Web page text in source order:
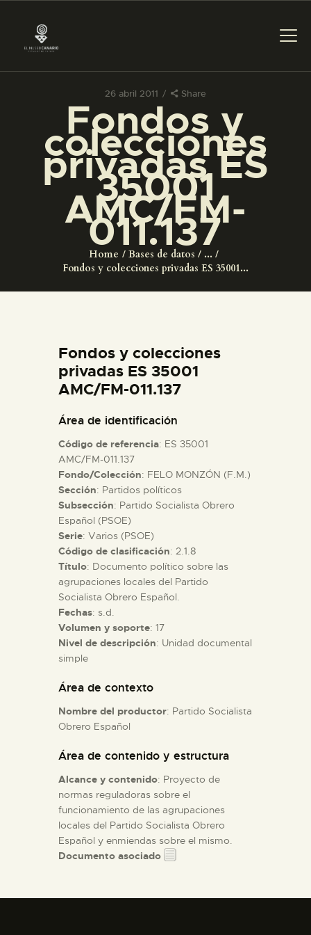
26 abril 2011 Share
Fondos y
colecciones
privadas ES
35001
AMC/FM-
011.137
Home Bases de datos
...
Fondos y colecciones privadas ES 35001...
PREPARAR LA VISITA
ACTIVIDADES
█
EL MUSEO
ESPAÑOL
ACTIVIDADES
█
EL MUSEO
COLECCIONES
DIDÁCTICA
ESPAÑOL
Fondos y colecciones
privadas ES 35001
AMC/FM-011.137
Área de identificación
Código de referencia: ES 35001
AMC/FM-011.137
Fondo/Colección: FELO MONZÓN (F.M.)
Sección: Partidos políticos
Subsección: Partido Socialista Obrero
Español (PSOE)
Serie: Varios (PSOE)
Código de clasificación: 2.1.8
Título: Documento político sobre las
agrupaciones locales del Partido
Socialista Obrero Español.
Fechas: s.d.
Volumen y soporte: 17
Nivel de descripción: Unidad documental
simple
Área de contexto
Nombre del productor: Partido Socialista
Obrero Español
Área de contenido y estructura
Alcance y contenido: Proyecto de
normas reguladoras sobre el
funcionamiento de las agrupaciones
locales del Partido Socialista Obrero
Español y enmiendas sobre el mismo.
Documento asociado